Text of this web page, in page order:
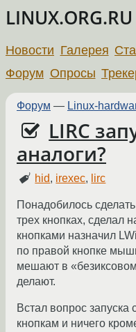
LINUX.ORG.RU
Новости Галерея
Форум Опросы
Форум — Linux-
LIRC
аналоги?
hid, irexec, lirc
Понадобилось
трех кнопках, сделал
кнопками назначил
по правой кнопке
мешают в
делают.
Встал вопрос запуска
кнопкам и ничего